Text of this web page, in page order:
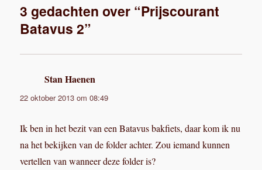
3 gedachten over “Prijscourant
Batavus 2”
Stan Haenen
22 oktober 2013 om 08:49
Ik ben in het bezit van een Batavus bakfiets, daar kom ik nu
na het bekijken van de folder achter. Zou iemand kunnen
vertellen van wanneer deze folder is?